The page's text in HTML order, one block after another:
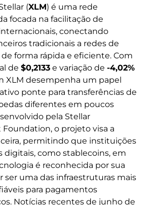
(XLM) é uma rede
focada na facilitação de
conectando
tradicionais a redes de
forma rápida e eficiente. Com
de $0,2133 e variação de -4,02%
XLM desempenha um papel
ponte para transferências de
diferentes em poucos
pela Stellar
o projeto visa a
permitindo que instituições
digitais, como stablecoins, em
é reconhecida por sua
ser uma das infraestruturas mais
para pagamentos
Notícias recentes de junho de